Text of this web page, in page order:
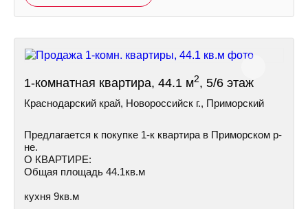
1-комнатная квартира, 44.1 м2, 5/6 этаж
Краснодарский край, Новороссийск г., Приморский
Предлагается к покупке 1-к квартира в Приморском р-
не.
О КВАРТИРЕ:
Общая площадь 44.1кв.м
кухня 9кв.м